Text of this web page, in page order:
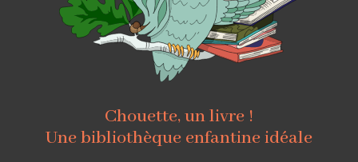
Chouette, un livre !
Une bibliothèque enfantine idéale